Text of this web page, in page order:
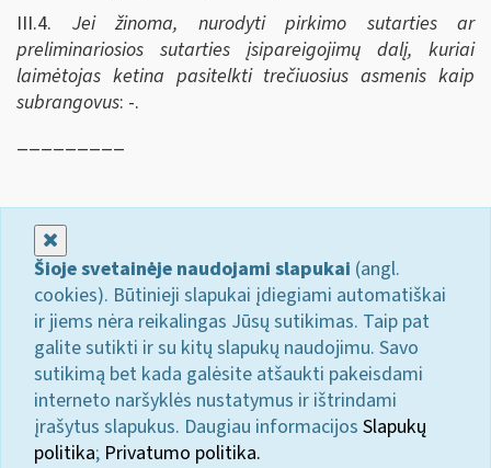
III.4. Jei žinoma, nurodyti pirkimo sutarties ar
preliminariosios sutarties įsipareigojimų dalį, kuriai
laimėtojas ketina pasitelkti trečiuosius asmenis kaip
subrangovus: -.
Šioje svetainėje naudojami slapukai (angl.
cookies). Būtinieji slapukai įdiegiami automatiškai
ir jiems nėra reikalingas Jūsų sutikimas. Taip pat
galite sutikti ir su kitų slapukų naudojimu. Savo
sutikimą bet kada galėsite atšaukti pakeisdami
interneto naršyklės nustatymus ir ištrindami
įrašytus slapukus. Daugiau informacijos Slapukų
politika; Privatumo politika.